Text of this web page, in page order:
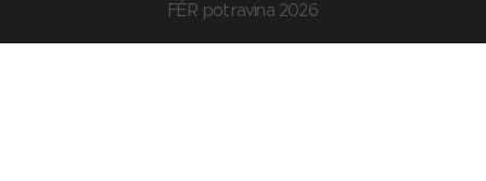
FÉR potravina 2026